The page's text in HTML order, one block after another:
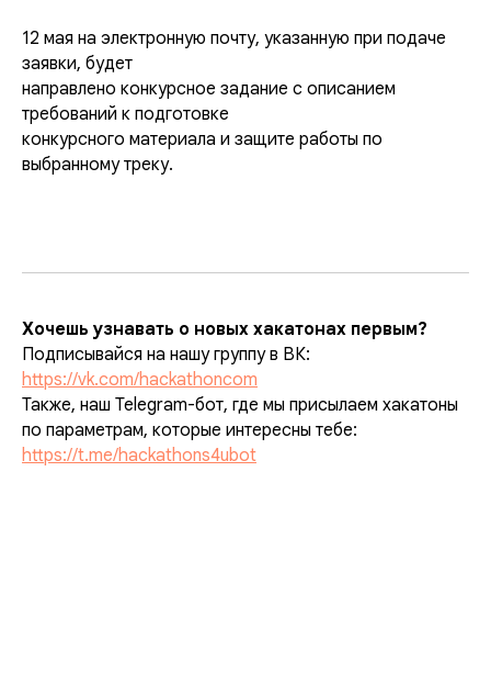
12 мая на электронную почту, указанную при подаче
заявки, будет
направлено конкурсное задание с описанием
требований к подготовке
конкурсного материала и защите работы по
выбранному треку.
Хочешь узнавать о новых хакатонах первым?
Подписывайся на нашу группу в ВК:
https://vk.com/hackathoncom
Также, наш Telegram-бот, где мы присылаем хакатоны
по параметрам, которые интересны тебе:
https://t.me/hackathons4ubot